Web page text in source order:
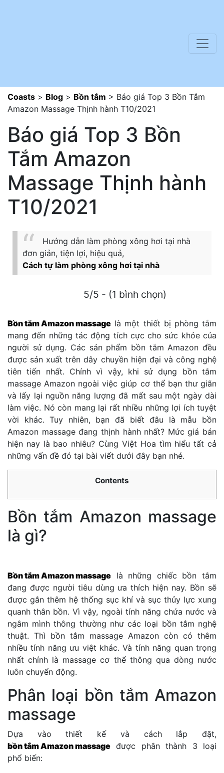
Coasts > Blog > Bồn tắm > Báo giá Top 3 Bồn Tắm
Amazon Massage Thịnh hành T10/2021
Báo giá Top 3 Bồn
Tắm Amazon
Massage Thịnh hành
T10/2021
Hướng dẫn làm phòng xông hơi tại nhà
đơn giản, tiện lợi, hiệu quả,
Cách tự làm phòng xông hơi tại nhà
5/5 - (1 bình chọn)
Bồn tắm Amazon massage là một thiết bị phòng tắm
mang đến những tác động tích cực cho sức khỏe của
người sử dụng. Các sản phẩm bồn tắm Amazon đều
được sản xuất trên dây chuyền hiện đại và công nghệ
tiên tiến nhất. Chính vì vậy, khi sử dụng bồn tắm
massage Amazon ngoài việc giúp cơ thể bạn thư giãn
và lấy lại nguồn năng lượng đã mất sau một ngày dài
làm việc. Nó còn mang lại rất nhiều những lợi ích tuyệt
vời khác. Tuy nhiên, bạn đã biết đâu là mẫu bồn
Amazon massage đang thịnh hành nhất? Mức giá bán
hiện nay là bao nhiêu? Cùng Việt Hoa tìm hiểu tất cả
những vấn đề đó tại bài viết dưới đây bạn nhé.
Contents
Bồn tắm Amazon massage
là gì?
Bồn tắm Amazon massage là những chiếc bồn tắm
đang được người tiêu dùng ưa thích hiện nay. Bồn sẽ
được gắn thêm hệ thống sục khí và sục thủy lực xung
quanh thân bồn. Vì vậy, ngoài tính năng chứa nước và
ngâm mình thông thường như các loại bồn tắm nghệ
thuật. Thì bồn tắm massage Amazon còn có thêm
nhiều tính năng ưu việt khác. Và tính năng quan trọng
nhất chính là massage cơ thể thông qua dòng nước
luôn chuyển động.
Phân loại bồn tắm Amazon
massage
Dựa vào thiết kế và cách lắp đặt,
bồn tắm Amazon massage được phân thành 3 loại
phổ biến: